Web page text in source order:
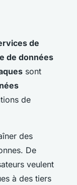
de
de données
sont
de
des
De
veulent
à des tiers